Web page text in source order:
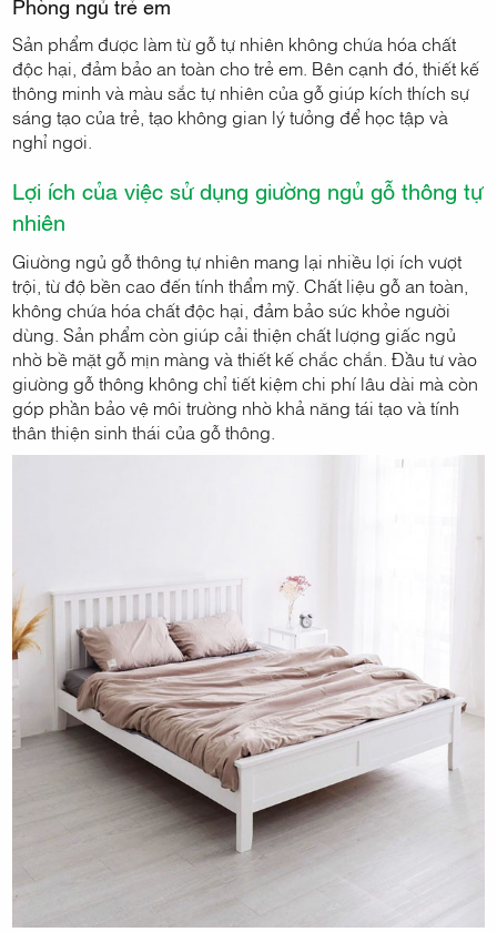
Phòng ngủ trẻ em
Sản phẩm được làm từ gỗ tự nhiên không chứa hóa chất
độc hại, đảm bảo an toàn cho trẻ em. Bên cạnh đó, thiết kế
thông minh và màu sắc tự nhiên của gỗ giúp kích thích sự
sáng tạo của trẻ, tạo không gian lý tưởng để học tập và
nghỉ ngơi.
Lợi ích của việc sử dụng giường ngủ gỗ thông tự
nhiên
Giường ngủ gỗ thông tự nhiên mang lại nhiều lợi ích vượt
trội, từ độ bền cao đến tính thẩm mỹ. Chất liệu gỗ an toàn,
không chứa hóa chất độc hại, đảm bảo sức khỏe người
dùng. Sản phẩm còn giúp cải thiện chất lượng giấc ngủ
nhờ bề mặt gỗ mịn màng và thiết kế chắc chắn. Đầu tư vào
giường gỗ thông không chỉ tiết kiệm chi phí lâu dài mà còn
góp phần bảo vệ môi trường nhờ khả năng tái tạo và tính
thân thiện sinh thái của gỗ thông.